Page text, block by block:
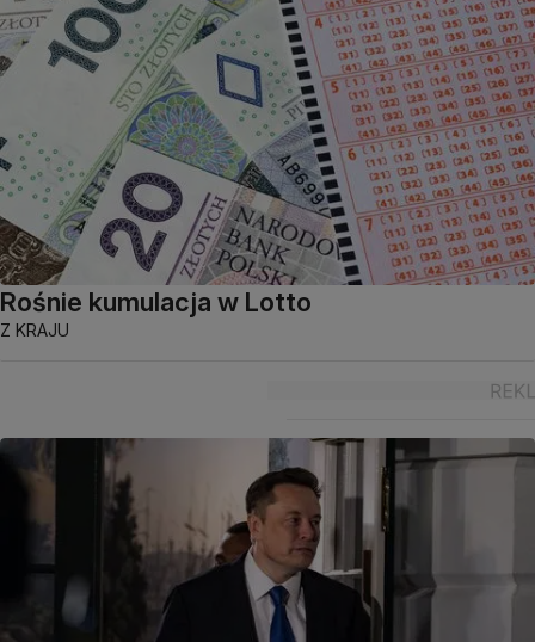
Rośnie kumulacja w Lotto
Z KRAJU